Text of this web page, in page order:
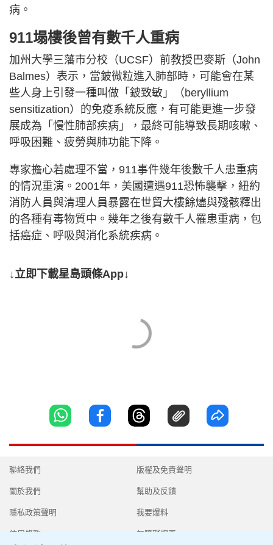
病。
911塌樓後曾有數千人重病
加州大學三藩市分校（UCSF）前教授巴麥斯（John
Balmes）表示，當鈹微粒進入肺部時，可能會在某
些人身上引發一種叫做「鈹致敏」（beryllium
sensitization）的免疫系統反應，有可能更進一步發
展成為「慢性肺部疾病」，最終可能導致長期咳嗽、
呼吸困難、疲勞與肺功能下降。
專家擔心若處理不當，911事件幾年後數千人患重病
的情況重演。2001年，美國遭遇911恐怖襲擊，紐約
消防人員與清理人員暴露在世貿大樓餘燼與殘骸釋出
的各種有毒物質中。幾年之後有數千人罹患重病，包
括癌症、呼吸與消化系統疾病。
↓立即下載星島頭條App↓
聯絡我們
關於我們
隱私政策聲明
使用條款
版權及免責聲明
幫助及反饋
我要爆料
無障礙網頁